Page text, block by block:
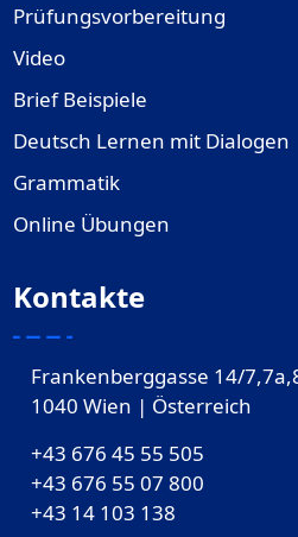
Prüfungsvorbereitung
Video
Brief Beispiele
Deutsch Lernen mit Dialogen
Grammatik
Online Übungen
Kontakte
Frankenberggasse 14/
1040 Wien | Österreich
+43 676 45 55 505
+43 676 55 07 800
‎+43 14 103 138